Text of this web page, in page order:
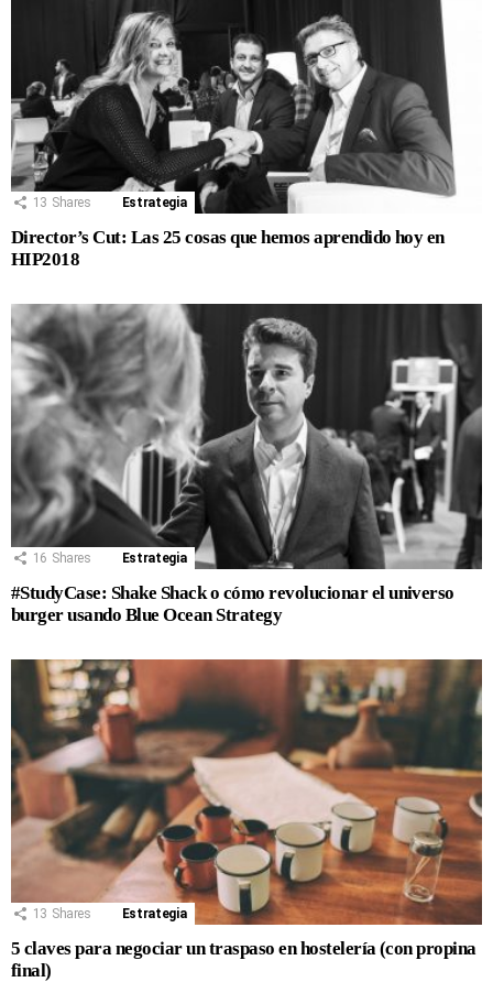
13 Shares Estrategia
Director’s Cut: Las 25 cosas que hemos aprendido hoy en
HIP2018
16 Shares Estrategia
#StudyCase: Shake Shack o cómo revolucionar el universo
burger usando Blue Ocean Strategy
13 Shares Estrategia
5 claves para negociar un traspaso en hostelería (con propina
final)